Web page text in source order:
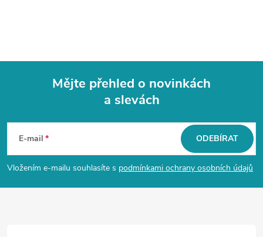
p
a
Mějte přehled o novinkách
a slevách
E-mail
Vložením e-mailu souhlasíte s podmínkami ochrany osobních údajů
ODEBÍRAT